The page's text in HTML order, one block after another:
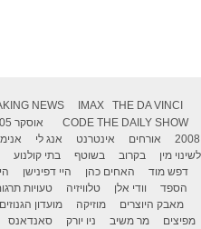
NEWS IMAX
THE DA VINCI
CODE THE DAILY SHOW אוסקר 2005
2008
אורחים אינטרנט אנג לי
לשינוי מין
בקרוב בשוטף בתי קולנוע
דפש מוד
האחים כהן היי דפינישן
הספד
וודי אלן טלוויזיה טעויות
מאבק היוצרים
מוזיקה מועדון הגנוזים
מפיצים
מר משיב ניו יורק סאנדאנס